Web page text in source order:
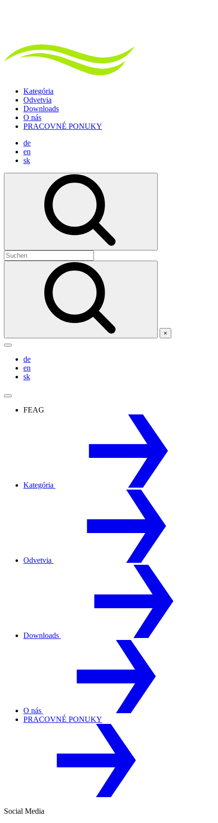
Kategória
Odvetvia
Downloads
O nás
PRACOVNÉ PONUKY
de
en
sk
×
de
en
sk
FEAG
Kategória
Odvetvia
Downloads
O nás
PRACOVNÉ PONUKY
Social Media